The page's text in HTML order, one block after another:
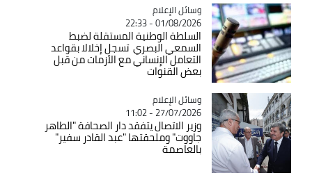
Catégorie
وسائل الإعلام
01/08/2026 - 22:33
السلطة الوطنية المستقلة لضبط
السمعي البصري تسجل إخلالا بقواعد
التعامل الإنساني مع الأزمات من قبل
بعض القنوات
Catégorie
وسائل الإعلام
27/07/2026 - 11:02
وزير الاتصال يتفقد دار الصحافة "الطاهر
جاووت" وملحقتها "عبد القادر سفير"
بالعاصمة